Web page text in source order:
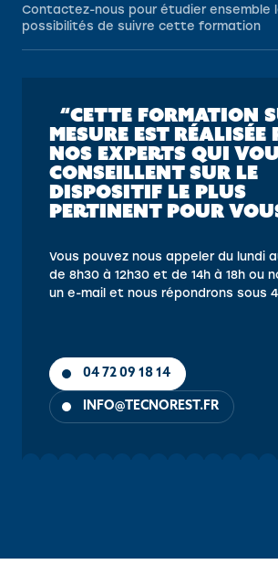
Contactez-nous pour étudier ensemble
possibilités de suivre cette formation
“CETTE FORMATION
MESURE EST RÉALISÉE
NOS EXPERTS QUI
CONSEILLENT SUR LE
DISPOSITIF LE PLUS
PERTINENT POUR
Vous pouvez nous appeler du lundi
de 8h30 à 12h30 et de 14h à 18h ou
un e-mail et nous répondrons sous
04 72 09 18 14
INFO@TECNOREST.FR